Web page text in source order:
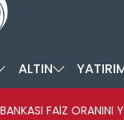
ALTIN
FAİZ